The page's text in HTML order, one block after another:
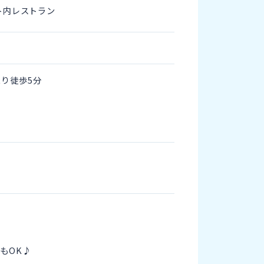
レストラン
徒歩5分
OK♪